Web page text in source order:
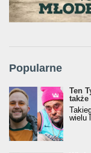
Popularne
Ten
także
wielu